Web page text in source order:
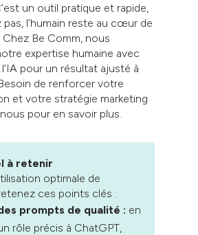
un outil pratique et rapide,
pas, l’humain reste au cœur de
Be Comm, nous
expertise humaine avec
pour un résultat ajusté à
de renforcer votre
et votre stratégie marketing
pour en savoir plus.
à retenir
optimale de
ces points clés :
prompts de qualité : en
rôle précis à ChatGPT,